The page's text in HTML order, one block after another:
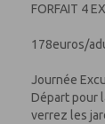
FORFAIT 4
178euros/
Journée
Départ pour
verrez les